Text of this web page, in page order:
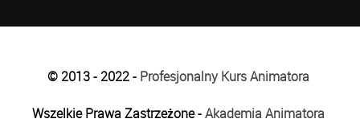
© 2013 - 2022 - Profesjonalny Kurs Animatora
Wszelkie Prawa Zastrzeżone -Akademia Animatora